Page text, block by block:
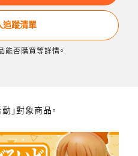
追蹤清單
能否購買等詳情。
」對象商品。